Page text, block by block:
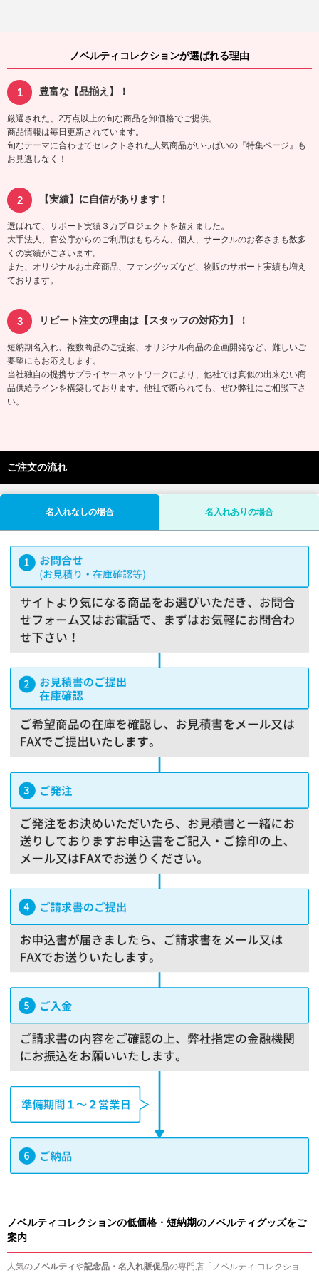
ノベルティコレクションが選ばれる理由
豊富な【品揃え】！
厳選された、2万点以上の旬な商品を卸価格でご提供。
商品情報は毎日更新されています。
旬なテーマに合わせてセレクトされた人気商品がいっぱいの『特集ページ』も
お見逃しなく！
【実績】に自信があります！
選ばれて、サポート実績３万プロジェクトを超えました。
大手法人、官公庁からのご利用はもちろん、個人、サークルのお客さまも数多
くの実績がございます。
また、オリジナルお土産商品、ファングッズなど、物販のサポート実績も増え
ております。
リピート注文の理由は【スタッフの対応力】！
短納期名入れ、複数商品のご提案、オリジナル商品の企画開発など、難しいご
要望にもお応えします。
当社独自の提携サプライヤーネットワークにより、他社では真似の出来ない商
品供給ラインを構築しております。他社で断られても、ぜひ弊社にご相談下さ
い。
ご注文の流れ
名入れなしの場合 名入れありの場合
ノベルティコレクションの低価格・短納期のノベルティグッズをご
案内
人気のノベルティや記念品・名入れ販促品の専門店「ノベルティ コレクショ